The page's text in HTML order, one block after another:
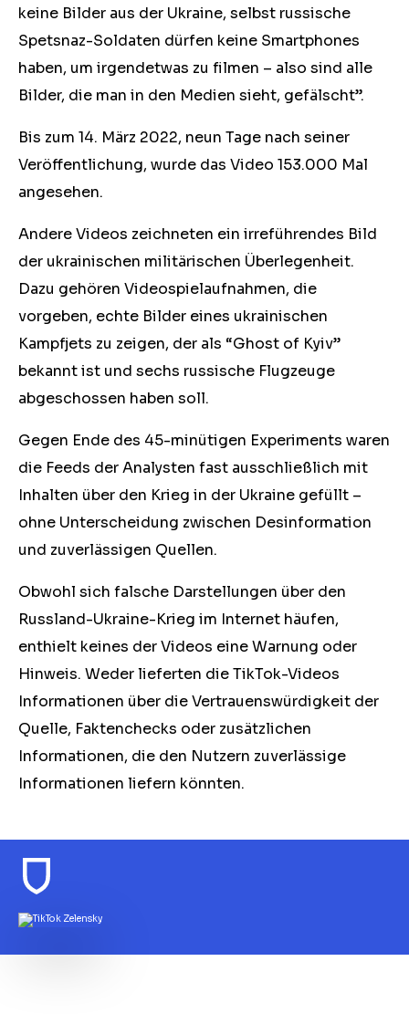
keine Bilder aus der Ukraine, selbst russische
Spetsnaz-Soldaten dürfen keine Smartphones
haben, um irgendetwas zu filmen – also sind alle
Bilder, die man in den Medien sieht, gefälscht”.
Bis zum 14. März 2022, neun Tage nach seiner
Veröffentlichung, wurde das Video 153.000 Mal
angesehen.
Andere Videos zeichneten ein irreführendes Bild
der ukrainischen militärischen Überlegenheit.
Dazu gehören Videospielaufnahmen, die
vorgeben, echte Bilder eines ukrainischen
Kampfjets zu zeigen, der als “Ghost of Kyiv”
bekannt ist und sechs russische Flugzeuge
abgeschossen haben soll.
Gegen Ende des 45-minütigen Experiments waren
die Feeds der Analysten fast ausschließlich mit
Inhalten über den Krieg in der Ukraine gefüllt ⁠ –
ohne Unterscheidung zwischen Desinformation
und zuverlässigen Quellen.
Obwohl sich falsche Darstellungen über den
Russland-Ukraine-Krieg im Internet häufen,
enthielt keines der Videos eine Warnung oder
Hinweis. Weder lieferten die TikTok-Videos
Informationen über die Vertrauenswürdigkeit der
Quelle, Faktenchecks oder zusätzlichen
Informationen, die den Nutzern zuverlässige
Informationen liefern könnten.